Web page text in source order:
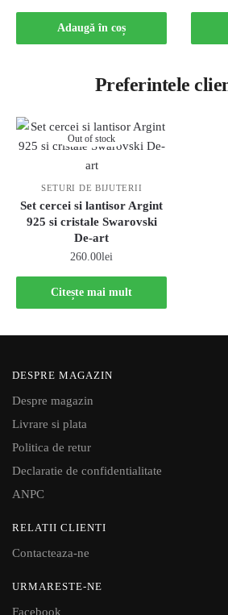
Adaugă în coș
Preferintele
Out of stock
SETURI DE BIJUTERII
Set cercei si lantisor Argint
925 si cristale Swarovski
De-art
260.00lei
Citește mai mult
DESPRE MAGAZIN
Despre magazin
Livrare si plata
Politica de retur
Declaratie de confidentialitate
ANPC
RELATII CLIENTI
Contacteaza-ne
URMARESTE-NE
Facebook